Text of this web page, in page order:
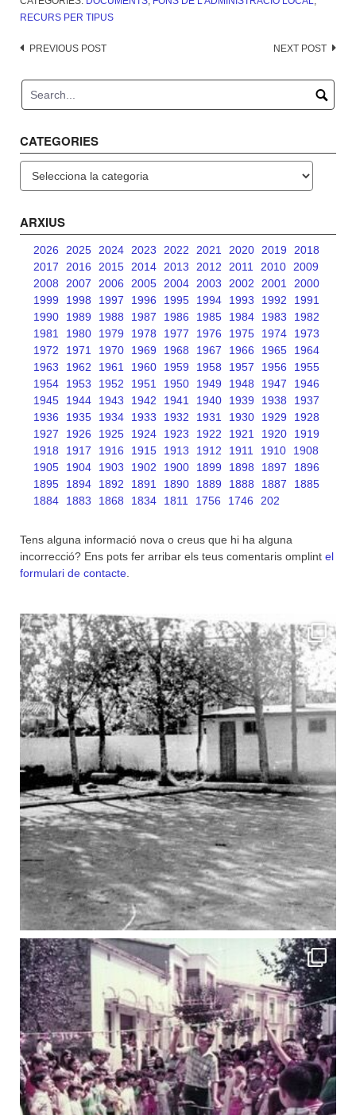
RECURS PER TIPUS
Post
PREVIOUS POST NEXT POST
CATEGORIES
ARXIUS
2026 2025 2024 2023 2022 2021 2020 2019
2018
2017
2016 2015 2014 2013 2012 2011 2010 2009
2008
2007 2006 2005 2004 2003 2002 2001
2000
1999
1998 1997 1996 1995 1994 1993 1992
1991
1990
1989 1988 1987 1986 1985 1984 1983
1982
1981
1980 1979 1978 1977 1976 1975 1974
1973
1972
1971 1970 1969 1968 1967 1966 1965
1964
1963
1962 1961 1960 1959 1958 1957 1956
1955
1954
1953 1952 1951 1950 1949 1948 1947
1946
1945
1944 1943 1942 1941 1940 1939 1938
1937
1936
1935 1934 1933 1932 1931 1930 1929
1928
1927
1926 1925 1924 1923 1922 1921 1920
1919
1918
1917 1916 1915 1913 1912 1911 1910
1908
1905
1904 1903 1902 1900 1899 1898 1897
1896
1895
1894 1892 1891 1890 1889 1888 1887
1885
1884
1883 1868 1834 1811 1756 1746 202
Tens alguna informació nova o creus que hi ha alguna
incorrecció? Ens pots fer arribar els teus comentaris omplint el
formulari de contacte.